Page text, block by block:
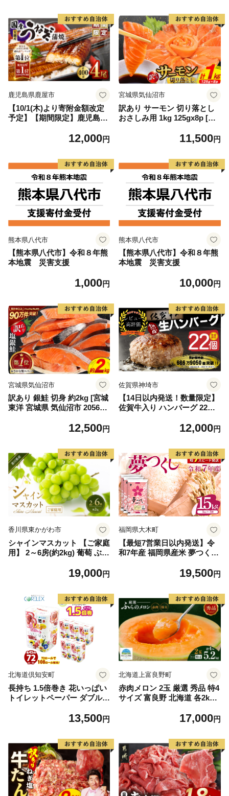
鹿児島県鹿屋市
【10/1(木)より寄附金額改定
予定】【期間限定】鹿児島県
12,000円
宮城県気仙沼市
訳あり サーモン 切り落とし
おさしみ用 1kg 125gx8p [足
4313] 魚 魚介類 鮭 お刺し身
介
11,500円
熊本県八代市
【熊本県八代市】令和８年熊
本地震 災害支援
1,000円
熊本県八代市
【熊本県八代市】令和８年熊
本地震 災害支援
10,000円
宮城県気仙沼市
訳あり 銀鮭 切身 約2kg [宮城
東洋 宮城県 気仙沼市 205649
格外 不揃い さけ サケ 鮭切身
切り身 魚 わけあり
12,500円
佐賀県神埼市
【14日以内発送！数量限定】
佐賀牛入り ハンバーグ 22個
毛和牛 ブランド牛 九州 ハン
(H083106)
12,000円
香川県東かがわ市
シャインマスカット 【ご家庭
用】 2～6房(約2kg) 葡萄 ぶど
もの 果実 旬の果物 旬のフル
19,000円
福岡県大木町
【最短7営業日以内発送】令
和7年産 福岡県産米 夢つくし
19,500円
北海道倶知安町
長持ち 1.5倍巻き 花いっぱい
トイレットペーパー ダブル 4
プリント ハーブ 香り付き 日
品 備蓄 送料無料 北海道 倶知
安町 日用品
13,500円
北海道上富良野町
赤肉メロン 2玉 厳選 秀品 特4
サイズ 富良野 北海道 各2kg
富良野 メロン めろん 果物 く
17,000円